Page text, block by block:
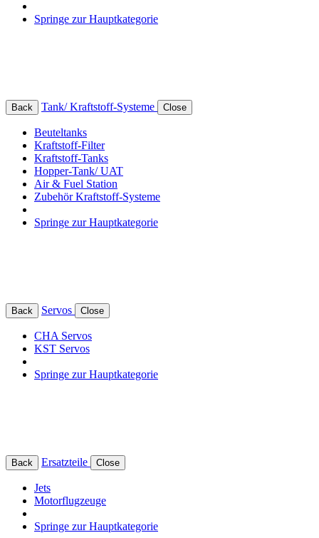
Springe zur Hauptkategorie
Back Tank/ Kraftstoff-Systeme Close
Beuteltanks
Kraftstoff-Filter
Kraftstoff-Tanks
Hopper-Tank/ UAT
Air & Fuel Station
Zubehör Kraftstoff-Systeme
Springe zur Hauptkategorie
Back Servos Close
CHA Servos
KST Servos
Springe zur Hauptkategorie
Back Ersatzteile Close
Jets
Motorflugzeuge
Springe zur Hauptkategorie